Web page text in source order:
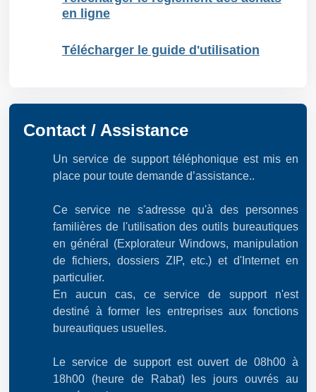
en ligne
Télécharger le guide d'utilisation
Contact / Assistance
Un service de support téléphonique est mis en
place pour toute demande d’assistance..
Ce service ne s'adresse qu'à des personnes
familières de l'utilisation des outils bureautiques
en général (Explorateur Windows, manipulation
de fichiers, dossiers ZIP, etc.) et d'Internet en
particulier.
En aucun cas, ce service de support n'est
destiné à former les entreprises aux fonctions
bureautiques usuelles.
Le service de support est ouvert de 08h00 à
18h00 (heure de Rabat) les jours ouvrés au